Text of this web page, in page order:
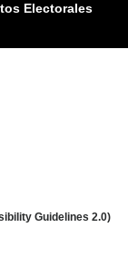
Electorales
Guidelines 2.0)